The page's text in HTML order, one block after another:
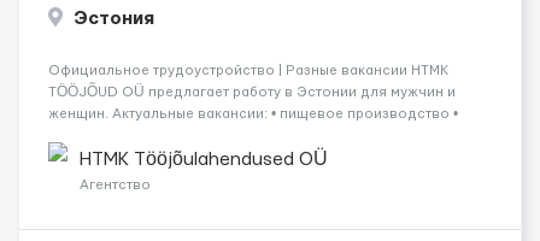
Эстония
Официальное трудоустройство | Разные вакансии HTMK
TÖÖJÕUD OÜ предлагает работу в Эстонии для мужчин и
женщин. Актуальные вакансии: • пищевое производство •
склады и логистика • п...
HTMK Tööjõulahendused OÜ
Агентство